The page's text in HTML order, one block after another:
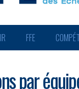
FFE
par